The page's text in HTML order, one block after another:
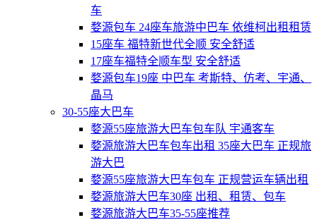
车
婺源包车 24座车旅游中巴车 依维柯出租租赁
15座车 福特新世代全顺 安全舒适
17座车福特全顺车型 安全舒适
婺源包车19座 中巴车 考斯特、仿考、宇通、
晶马
30-55座大巴车
婺源55座旅游大巴车包车队 宇通客车
婺源旅游大巴车包车出租 35座大巴车 正规旅
游大巴
婺源55座旅游大巴车包车 正规营运车辆出租
婺源旅游大巴车30座 出租、租赁、包车
婺源旅游大巴车35-55座推荐